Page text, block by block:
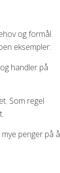
og formål.
eksempler:
handler på
Som regel
penger på å